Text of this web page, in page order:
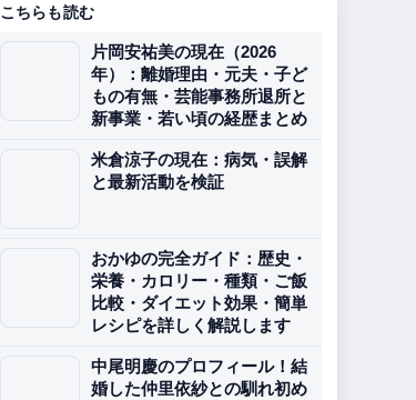
こちらも読む
片岡安祐美の現在（2026
年）：離婚理由・元夫・子ど
もの有無・芸能事務所退所と
新事業・若い頃の経歴まとめ
米倉涼子の現在：病気・誤解
と最新活動を検証
おかゆの完全ガイド：歴史・
栄養・カロリー・種類・ご飯
比較・ダイエット効果・簡単
レシピを詳しく解説します
中尾明慶のプロフィール！結
婚した仲里依紗との馴れ初め